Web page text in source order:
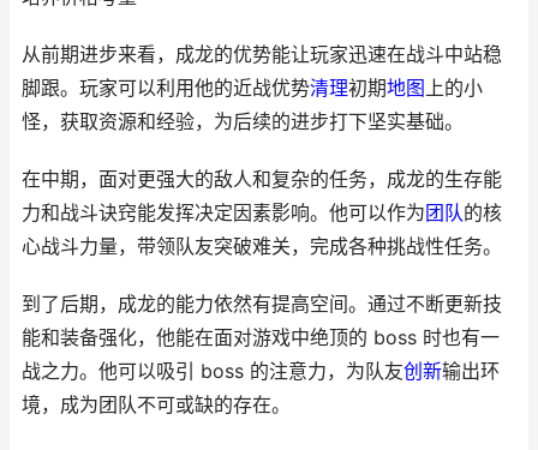
从前期进步来看，成龙的优势能让玩家迅速在战斗中站稳
脚跟。玩家可以利用他的近战优势清理初期地图上的小
怪，获取资源和经验，为后续的进步打下坚实基础。
在中期，面对更强大的敌人和复杂的任务，成龙的生存能
力和战斗诀窍能发挥决定因素影响。他可以作为团队的核
心战斗力量，带领队友突破难关，完成各种挑战性任务。
到了后期，成龙的能力依然有提高空间。通过不断更新技
能和装备强化，他能在面对游戏中绝顶的 boss 时也有一
战之力。他可以吸引 boss 的注意力，为队友创新输出环
境，成为团队不可或缺的存在。